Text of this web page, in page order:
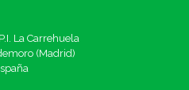
La Carrehuela
(Madrid)